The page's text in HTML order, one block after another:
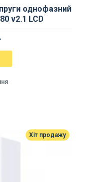
однофазний
v2.1 LCD
Хіт продажу